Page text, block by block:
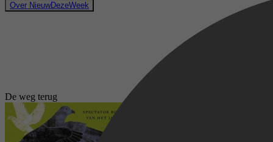
Over NieuwDezeWeek
De weg terug